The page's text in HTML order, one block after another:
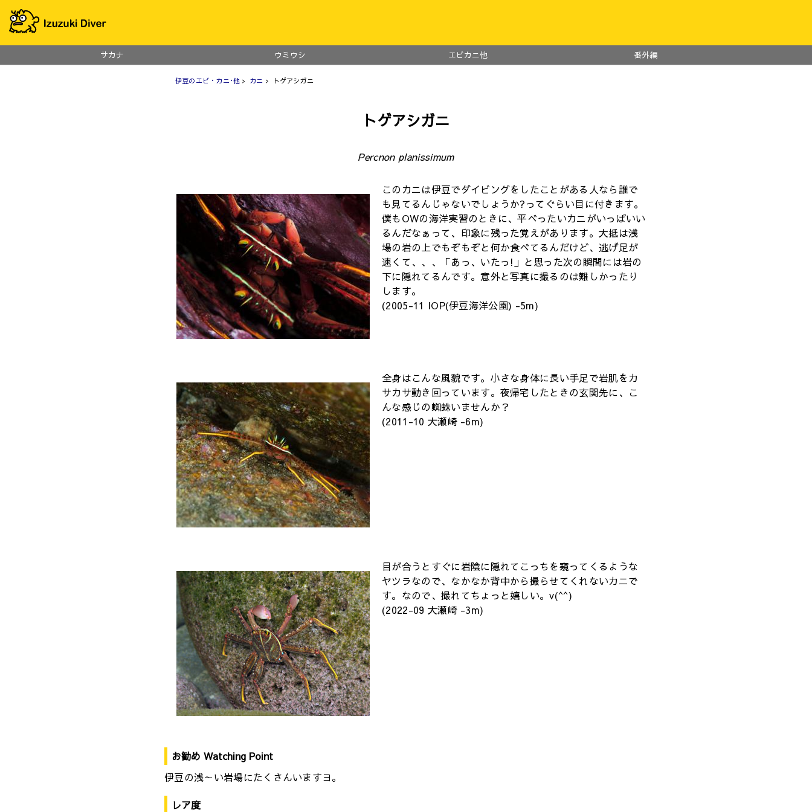
サカナ ウミウシ エビカニ他 番外編
伊豆のエビ・カニ･他 > カニ > トゲアシガニ
トゲアシガニ
Percnon planissimum
このカニは伊豆でダイビングをしたことがある人なら誰で
も見てるんじゃないでしょうか?ってぐらい目に付きます。
僕もOWの海洋実習のときに、平べったいカニがいっぱいい
るんだなぁって、印象に残った覚えがあります。大抵は浅
場の岩の上でもぞもぞと何か食べてるんだけど、逃げ足が
速くて、、、「あっ、いたっ!」と思った次の瞬間には岩の
下に隠れてるんです。意外と写真に撮るのは難しかったり
します。
(2005-11 IOP(伊豆海洋公園) -5m)
全身はこんな風貌です。小さな身体に長い手足で岩肌をカ
サカサ動き回っています。夜帰宅したときの玄関先に、こ
んな感じの蜘蛛いませんか？
(2011-10 大瀬崎 -6m)
目が合うとすぐに岩陰に隠れてこっちを窺ってくるような
ヤツラなので、なかなか背中から撮らせてくれないカニで
す。なので、撮れてちょっと嬉しい。v(^^)
(2022-09 大瀬崎 -3m)
お勧め Watching Point
伊豆の浅～い岩場にたくさんいますヨ。
レア度